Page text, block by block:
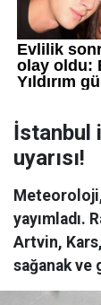
İstanbul
uyarısı!
yayımladı.
Artvin,
sağanak ve